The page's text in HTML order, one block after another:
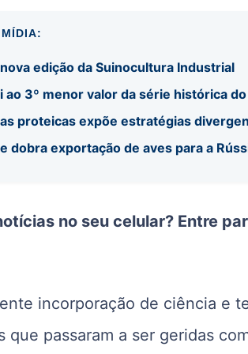
edição da Suinocultura Industrial
ao 3º menor valor da série histórica
proteicas expõe estratégias
dobra exportação de aves para a
no seu celular? Entre
incorporação de ciência e
que passaram a ser geridas